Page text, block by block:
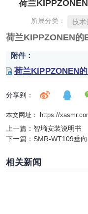
荷兰
所属分类： 技术
荷兰KIPPZONEN的
附件：
荷兰KIPPZONEN
分享到：
本文网址： https://
上一篇： 智墒安装说明书
下一篇： SMR-WT109垂向
相关新闻